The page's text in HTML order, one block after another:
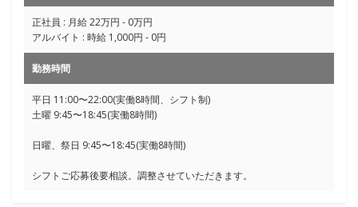
正社員 : 月給 22万円 - 0万円
アルバイト : 時給 1,000円 - 0円
勤務時間
平日 11:00〜22:00(実働8時間、シフト制)
土曜 9:45〜18:45(実働8時間)
日曜、祭日 9:45〜18:45(実働8時間)
シフトご応募後要相談。調整させていただきます。